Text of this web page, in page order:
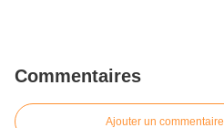
Commentaires
Ajouter un commentaire